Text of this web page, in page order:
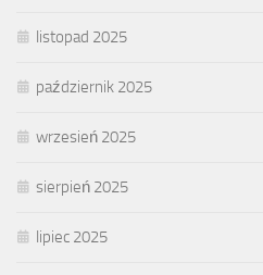
listopad 2025
październik 2025
wrzesień 2025
sierpień 2025
lipiec 2025